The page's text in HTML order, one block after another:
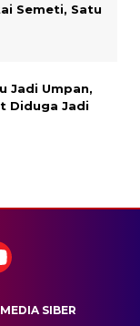
Semeti, Satu
Jadi Umpan,
Diduga Jadi
SIBER